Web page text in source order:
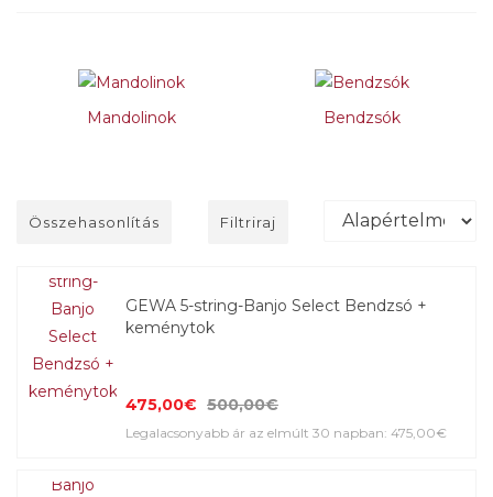
Mandolinok Bendzsók
Összehasonlítás Filtriraj
GEWA 5-string-Banjo Select Bendzsó +
keménytok
475,00€ 500,00€
Legalacsonyabb ár az elmúlt 30 napban: 475,00€